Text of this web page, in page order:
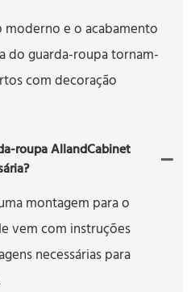
e o acabamento
do guarda-roupa tornam-
com decoração
roupa AllandCabinet
montagem para o
vem com instruções
necessárias para